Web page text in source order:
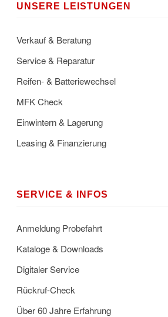
UNSERE LEISTUNGEN
Verkauf & Beratung
Service & Reparatur
Reifen- & Batteriewechsel
MFK Check
Einwintern & Lagerung
Leasing & Finanzierung
SERVICE & INFOS
Anmeldung Probefahrt
Kataloge & Downloads
Digitaler Service
Rückruf-Check
Über 60 Jahre Erfahrung